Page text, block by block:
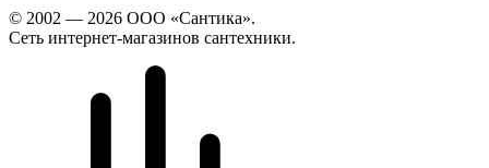
© 2002 — 2026 ООО «Сантика».
Сеть интернет-магазинов сантехники.